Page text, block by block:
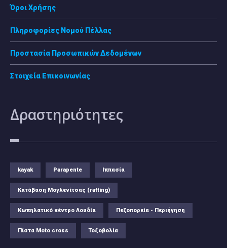
Όροι Χρήσης
Πληροφορίες Νομού Πέλλας
Προστασία Προσωπικών Δεδομένων
Στοιχεία Επικοινωνίας
Δραστηριότητες
kayak Parapente Ιππασία
Κατάβαση Μογλενίτσας (rafting)
Κωπηλατικό κέντρο Λουδία Πεζοπορεία - Περιήγηση
Πίστα Moto cross Τοξοβολία